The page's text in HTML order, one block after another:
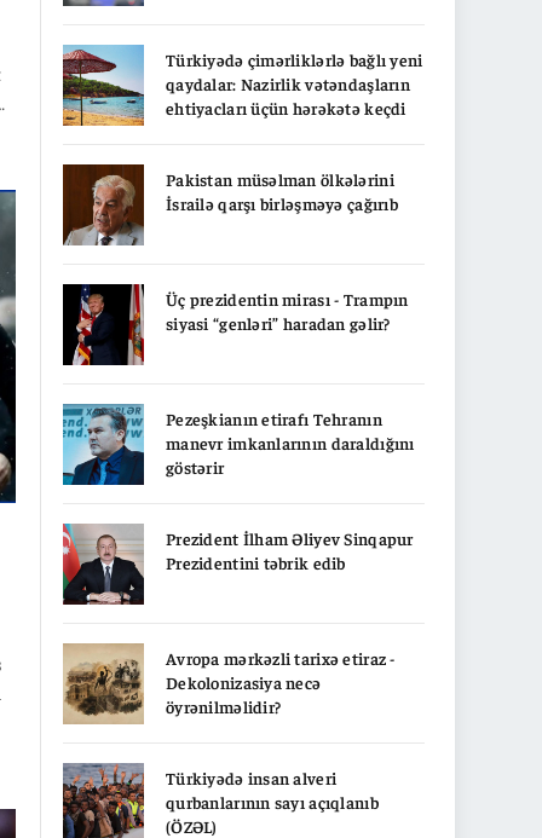
Türkiyədə çimərliklərlə bağlı yeni
qaydalar: Nazirlik vətəndaşların
ehtiyacları üçün hərəkətə keçdi
Pakistan müsəlman ölkələrini
İsrailə qarşı birləşməyə çağırıb
Üç prezidentin mirası - Trampın
siyasi “genləri” haradan gəlir?
Pezeşkianın etirafı Tehranın
manevr imkanlarının daraldığını
göstərir
Prezident İlham Əliyev Sinqapur
Prezidentini təbrik edib
Avropa mərkəzli tarixə etiraz -
Dekolonizasiya necə
öyrənilməlidir?
Türkiyədə insan alveri
qurbanlarının sayı açıqlanıb
(ÖZƏL)